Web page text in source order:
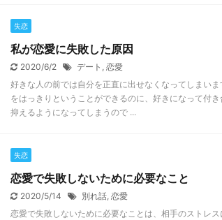
失恋
私が恋愛に失敗した原因
2020/6/2 デート , 恋愛
好きな人の前では自分を正直に出せなくなってしまい
をはっきりということができるのに、好きになって付
抑えるようになってしまうので ...
失恋
恋愛で失敗しないために必要なこと
2020/5/14 別れ話, 恋愛
恋愛で失敗しないために必要なことは、相手のストレ